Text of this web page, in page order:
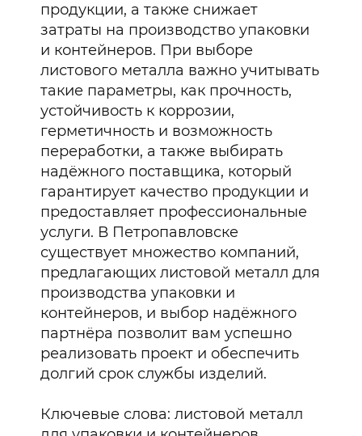
продукции, а также снижает
затраты на производство упаковки
и контейнеров. При выборе
листового металла важно учитывать
такие параметры, как прочность,
устойчивость к коррозии,
герметичность и возможность
переработки, а также выбирать
надёжного поставщика, который
гарантирует качество продукции и
предоставляет профессиональные
услуги. В Петропавловске
существует множество компаний,
предлагающих листовой металл для
производства упаковки и
контейнеров, и выбор надёжного
партнёра позволит вам успешно
реализовать проект и обеспечить
долгий срок службы изделий.
Ключевые слова: листовой металл